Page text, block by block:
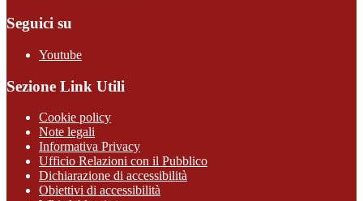
Seguici su
Youtube
Sezione Link Utili
Cookie policy
Note legali
Informativa Privacy
Ufficio Relazioni con il Pubblico
Dichiarazione di accessibilità
Obiettivi di accessibilità